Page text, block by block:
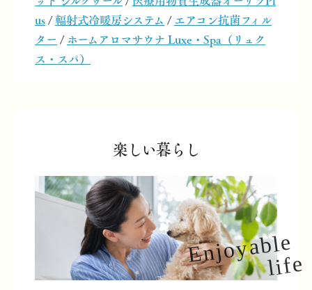
us/輻射式冷暖房システム /エアコン抗菌フィル
ター /ホームアロマサウナ Luxe・Spa（リュク
ス・スパ）
楽しい暮らし